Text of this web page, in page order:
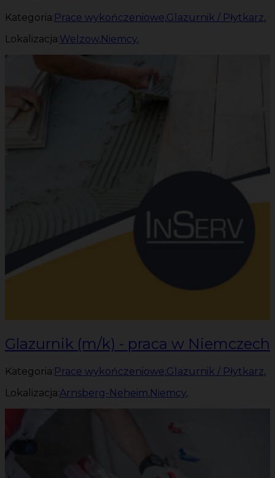
Kategoria:Prace wykończeniowe,Glazurnik / Płytkarz,
Lokalizacja:Welzow,Niemcy,
Glazurnik (m/k) - praca w Niemczech
Kategoria:Prace wykończeniowe,Glazurnik / Płytkarz,
Lokalizacja:Arnsberg-Neheim,Niemcy,